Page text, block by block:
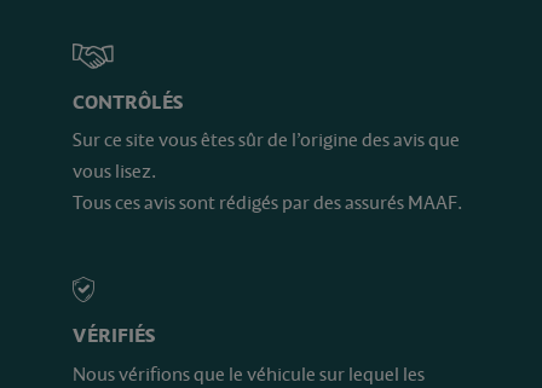
CONTRÔLÉS
Sur ce site vous êtes sûr de l’origine des avis que
vous lisez.
Tous ces avis sont rédigés par des assurés MAAF.
VÉRIFIÉS
Nous vérifions que le véhicule sur lequel les